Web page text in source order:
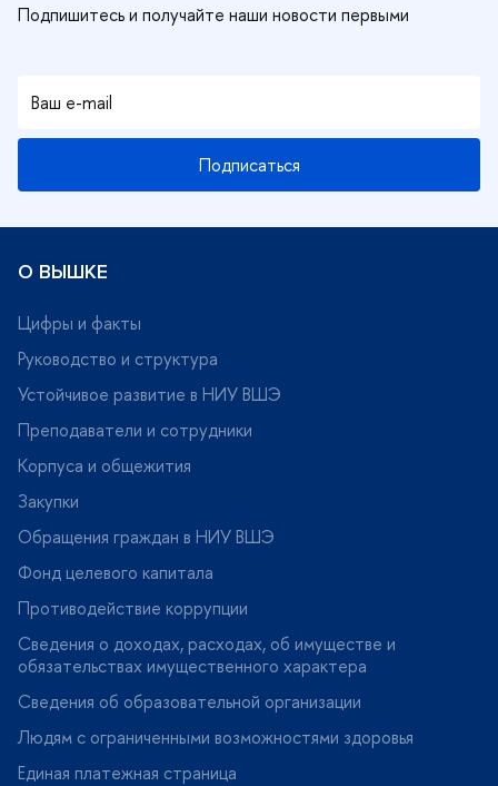
Подписаться
О ВЫШКЕ
Цифры и факты
Руководство и структура
Устойчивое развитие в НИУ ВШЭ
Преподаватели и сотрудники
Корпуса и общежития
Закупки
Обращения граждан в НИУ ВШЭ
Фонд целевого капитала
Противодействие коррупции
Сведения о доходах, расходах, об имуществе и
обязательствах имущественного характера
Сведения об образовательной организации
Людям с ограниченными возможностями здоровья
Единая платежная страница